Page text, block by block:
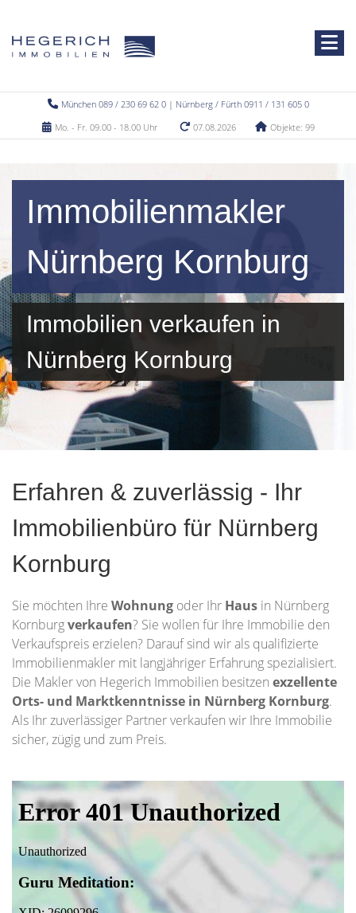
München 089 / 230 69 62 0 | Nürnberg / Fürth 0911 / 131 605 0
Mo. - Fr. 09.00 - 18.00 Uhr
07.08.2026 Objekte: 99
Immobilienmakler
Nürnberg Kornburg
Immobilien verkaufen in
Nürnberg Kornburg
Erfahren & zuverlässig - Ihr
Immobilienbüro für Nürnberg
Kornburg
Sie möchten Ihre Wohnung oder Ihr Haus in Nürnberg
Kornburgverkaufen? Sie wollen für Ihre Immobilie den
Verkaufspreis erzielen? Darauf sind wir als qualifizierte
Immobilienmakler mit langjähriger Erfahrung spezialisiert.
Die Makler von Hegerich Immobilien besitzen exzellente
Orts- und Marktkenntnisse in Nürnberg Kornburg.
Als Ihr zuverlässiger Partner verkaufen wir Ihre Immobilie
sicher, zügig und zum Preis.